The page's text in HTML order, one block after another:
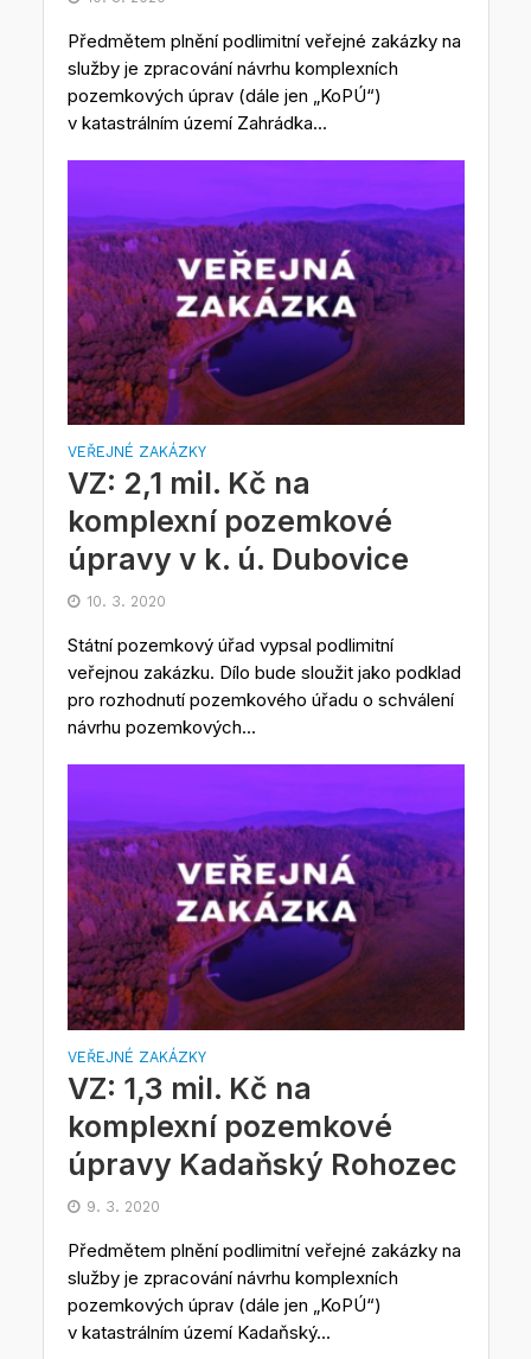
Předmětem plnění podlimitní veřejné zakázky na
služby je zpracování návrhu komplexních
pozemkových úprav (dále jen „KoPÚ“)
v katastrálním území Zahrádka...
VEŘEJNÉ ZAKÁZKY
VZ: 2,1 mil. Kč na
komplexní pozemkové
úpravy v k. ú. Dubovice
10. 3. 2020
Státní pozemkový úřad vypsal podlimitní
veřejnou zakázku. Dílo bude sloužit jako podklad
pro rozhodnutí pozemkového úřadu o schválení
návrhu pozemkových...
VEŘEJNÉ ZAKÁZKY
VZ: 1,3 mil. Kč na
komplexní pozemkové
úpravy Kadaňský Rohozec
9. 3. 2020
Předmětem plnění podlimitní veřejné zakázky na
služby je zpracování návrhu komplexních
pozemkových úprav (dále jen „KoPÚ“)
v katastrálním území Kadaňský...